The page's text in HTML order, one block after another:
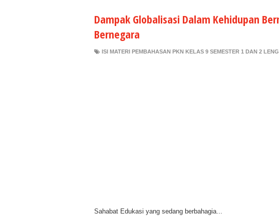
Dampak Globalisasi Dalam Kehidupan
Bernegara
ISI MATERI PEMBAHASAN PKN KELAS 9 SEMESTER 1 DAN 2
Sahabat Edukasi yang sedang berbahagia...